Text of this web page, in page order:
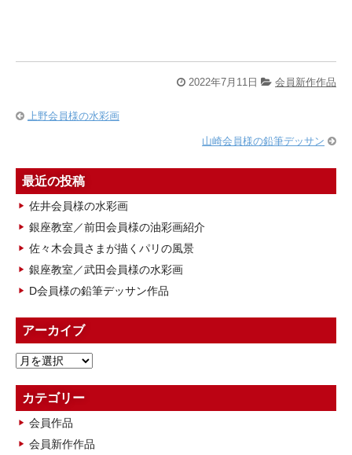
2022年7月11日 会員新作作品
上野会員様の水彩画
山崎会員様の鉛筆デッサン
最近の投稿
佐井会員様の水彩画
銀座教室／前田会員様の油彩画紹介
佐々木会員さまが描くパリの風景
銀座教室／武田会員様の水彩画
D会員様の鉛筆デッサン作品
アーカイブ
ア
カ
イ
ブ
カテゴリー
会員作品
会員新作作品